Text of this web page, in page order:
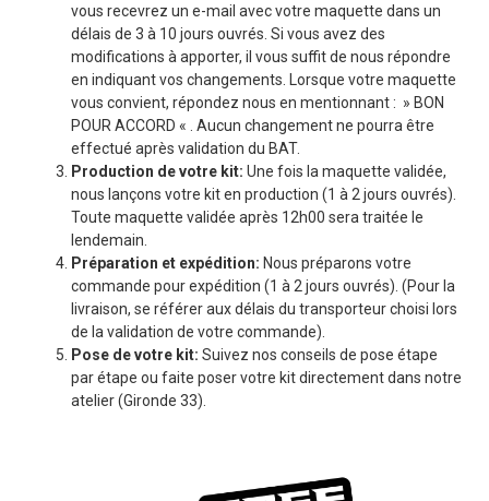
vous recevrez un e-mail avec votre maquette dans un
délais de 3 à 10 jours ouvrés. Si vous avez des
modifications à apporter, il vous suffit de nous répondre
en indiquant vos changements. Lorsque votre maquette
vous convient, répondez nous en mentionnant : » BON
POUR ACCORD « . Aucun changement ne pourra être
effectué après validation du BAT.
Production de votre kit: Une fois la maquette validée,
nous lançons votre kit en production (1 à 2 jours ouvrés).
Toute maquette validée après 12h00 sera traitée le
lendemain.
Préparation et expédition: Nous préparons votre
commande pour expédition (1 à 2 jours ouvrés). (Pour la
livraison, se référer aux délais du transporteur choisi lors
de la validation de votre commande).
Pose de votre kit: Suivez nos conseils de pose étape
par étape ou faite poser votre kit directement dans notre
atelier (Gironde 33).